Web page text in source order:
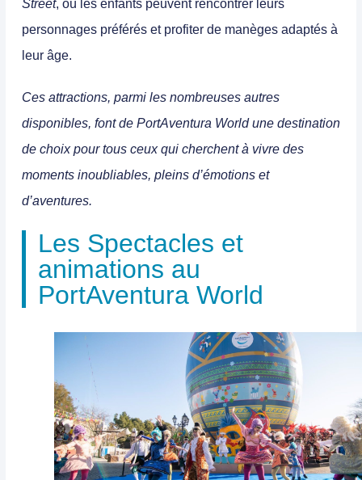
Street, où les enfants peuvent rencontrer leurs
personnages préférés et profiter de manèges adaptés à
leur âge.
Ces attractions, parmi les nombreuses autres
disponibles, font de PortAventura World une destination
de choix pour tous ceux qui cherchent à vivre des
moments inoubliables, pleins d’émotions et
d’aventures.
Les Spectacles et
animations au
PortAventura World